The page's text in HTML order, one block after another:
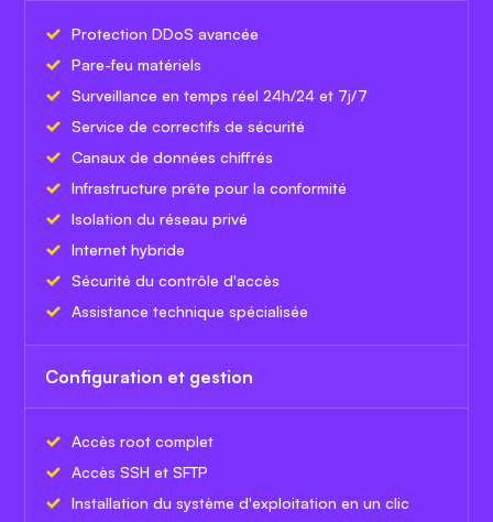
Protection DDoS avancée
Pare-feu matériels
Surveillance en temps réel 24h/24 et 7j/7
Service de correctifs de sécurité
Canaux de données chiffrés
Infrastructure prête pour la conformité
Isolation du réseau privé
Internet hybride
Sécurité du contrôle d'accès
Assistance technique spécialisée
Configuration et gestion
Accès root complet
Accès SSH et SFTP
Installation du système d'exploitation en un clic